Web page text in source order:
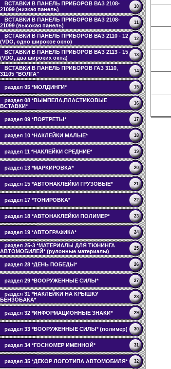
ВСТАВКИ В ПАНЕЛЬ ПРИБОРОВ ВАЗ 2108-
21099 (низкая панель)
10
ВСТАВКИ В ПАНЕЛЬ ПРИБОРОВ ВАЗ 2108-
21099 (высокая панель)
11
ВСТАВКИ В ПАНЕЛЬ ПРИБОРОВ ВАЗ 2110 - 12
(VDO, одно широкое окно)
12
ВСТАВКИ В ПАНЕЛЬ ПРИБОРОВ ВАЗ 2113 - 15
(VDO, два широких окна)
13
ВСТАВКИ В ПАНЕЛЬ ПРИБОРОВ ГАЗ 3110,
31105 "ВОЛГА"
14
раздел 05 *МОЛДИНГИ* 15
раздел 08 *ВЫМПЕЛА,ПЛАСТИКОВЫЕ
ВСТАВКИ*
16
раздел 09 *ПОРТРЕТЫ* 17
раздел 10 *НАКЛЕЙКИ МАЛЫЕ* 18
раздел 11 *НАКЛЕЙКИ СРЕДНИЕ* 19
раздел 13 *МАРКИРОВКА* 20
раздел 15 *АВТОНАКЛЕЙКИ ГРУЗОВЫЕ* 21
раздел 17 *ТОНИРОВКА* 22
раздел 18 *АВТОНАКЛЕЙКИ ПОЛИМЕР* 23
раздел 19 *АВТОГРАФИКА* 24
раздел 25-3 *МАТЕРИАЛЫ ДЛЯ ТЮНИНГА
АВТОМОБИЛЕЙ* (рулонные материалы)
25
раздел 28 *ДЕНЬ ПОБЕДЫ* 26
раздел 29 *ВООРУЖЕННЫЕ СИЛЫ* 27
раздел 31 *НАКЛЕЙКИ НА КРЫШКУ
БЕНЗОБАКА*
28
раздел 32 *ИНФОРМАЦИОННЫЕ ЗНАКИ* 29
раздел 33 *ВООРУЖЕННЫЕ СИЛЫ* (полимер) 30
раздел 34 *ГОСНОМЕР ИМЕННОЙ* 31
раздел 35 *ДЕКОР ЛОГОТИПА АВТОМОБИЛЯ* 32